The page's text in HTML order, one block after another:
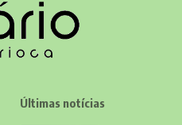
Últimas notícias